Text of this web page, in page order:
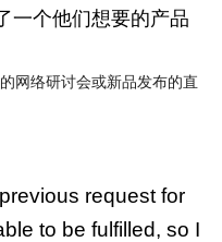
一个他们想要的产品
网络研讨会或新品发布的直
request for
to be fulfilled, so I